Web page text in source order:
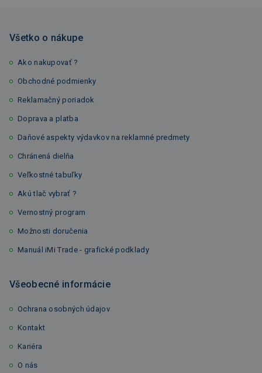
Všetko o nákupe
Ako nakupovať ?
Obchodné podmienky
Reklamačný poriadok
Doprava a platba
Daňové aspekty výdavkov na reklamné predmety
Chránená dielňa
Veľkostné tabuľky
Akú tlač vybrať ?
Vernostný program
Možnosti doručenia
Manuál iMi Trade - grafické podklady
Všeobecné informácie
Ochrana osobných údajov
Kontakt
Kariéra
O nás